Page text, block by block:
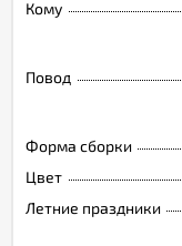
Кому
Повод
Форма сборки
Цвет
Летние праздники